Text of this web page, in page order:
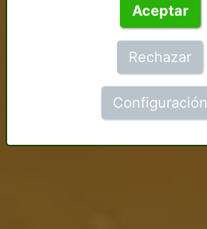
Aceptar
Rechazar
Configuración